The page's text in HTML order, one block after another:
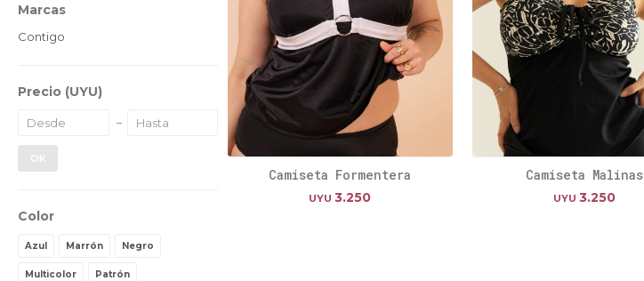
Camiseta Formentera
UYU 3.250
Camiseta Malinas
UYU 3.250
Marcas
Contigo
Precio (UYU)
OK
Color
Azul Marrón Negro
Multicolor Patrón